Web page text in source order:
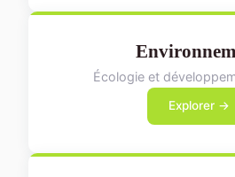
Écologie et
Explorer →